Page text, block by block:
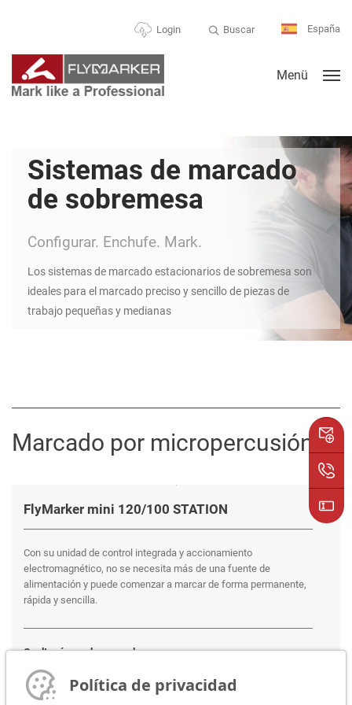
Login Buscar España
Menü
Sistemas de marcado
de sobremesa
Configurar. Enchufe. Mark.
Los sistemas de marcado estacionarios de sobremesa son
ideales para el marcado preciso y sencillo de piezas de
trabajo pequeñas y medianas
Marcado por micropercusión
FlyMarker mini 120/100 STATION
Con su unidad de control integrada y accionamiento
electromagnético, no se necesita más de una fuente de
alimentación y puede comenzar a marcar de forma permanente,
rápida y sencilla.
Ocultar áreas de marcado:
120 x 100 mm
Política de privacidad